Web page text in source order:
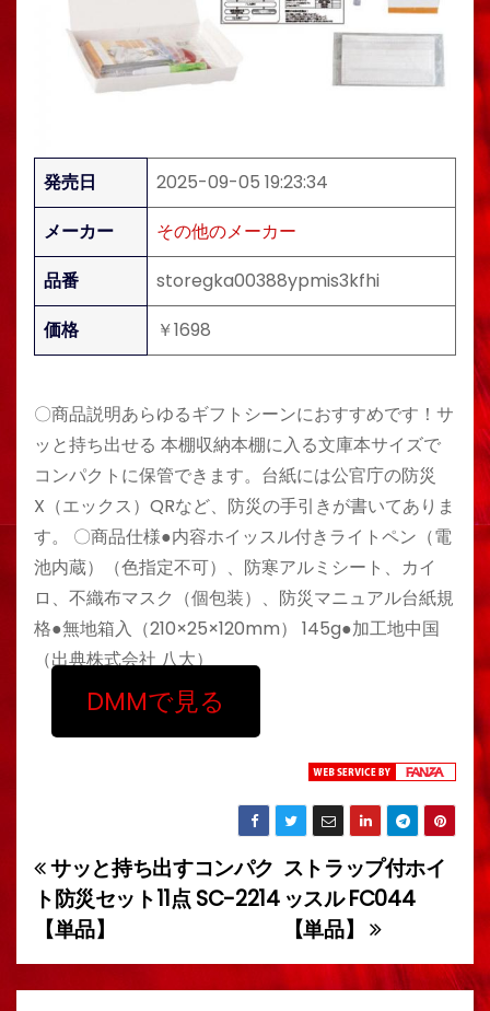
発売日
2025-09-05 19:23:34
メーカー
その他のメーカー
品番
storegka00388ypmis3kfhi
価格
￥1698
〇商品説明あらゆるギフトシーンにおすすめです！サ
ッと持ち出せる 本棚収納本棚に入る文庫本サイズで
コンパクトに保管できます。台紙には公官庁の防災
X（エックス）QRなど、防災の手引きが書いてありま
す。 〇商品仕様●内容ホイッスル付きライトペン（電
池内蔵）（色指定不可）、防寒アルミシート、カイ
ロ、不織布マスク（個包装）、防災マニュアル台紙規
格●無地箱入（210×25×120mm） 145g●加工地中国
（出典株式会社 八大）
DMMで見る
投
稿
ナ
ストラップ付ホイ
ッスル FC044
【単品】
サッと持ち出すコンパク
ト防災セット11点 SC-2214
【単品】